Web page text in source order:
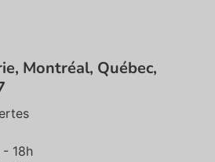
Montréal, Québec,
18h